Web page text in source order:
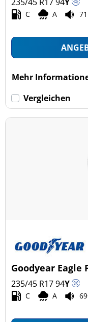
C A
Mehr
Vergleichen
Goodyear Eagle
235/45 R1794Y
C A